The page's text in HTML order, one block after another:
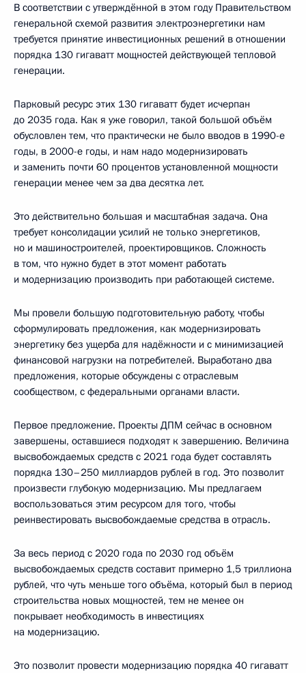
В соответствии с утверждённой в этом году Правительством
генеральной схемой развития электроэнергетики нам
требуется принятие инвестиционных решений в отношении
порядка 130 гигаватт мощностей действующей тепловой
генерации.
Парковый ресурс этих 130 гигаватт будет исчерпан
до 2035 года. Как я уже говорил, такой большой объём
обусловлен тем, что практически не было вводов в 1990-е
годы, в 2000-е годы, и нам надо модернизировать
и заменить почти 60 процентов установленной мощности
генерации менее чем за два десятка лет.
Это действительно большая и масштабная задача. Она
требует консолидации усилий не только энергетиков,
но и машиностроителей, проектировщиков. Сложность
в том, что нужно будет в этот момент работать
и модернизацию производить при работающей системе.
Мы провели большую подготовительную работу, чтобы
сформулировать предложения, как модернизировать
энергетику без ущерба для надёжности и с минимизацией
финансовой нагрузки на потребителей. Выработано два
предложения, которые обсуждены с отраслевым
сообществом, с федеральными органами власти.
Первое предложение. Проекты ДПМ сейчас в основном
завершены, оставшиеся подходят к завершению. Величина
высвобождаемых средств с 2021 года будет составлять
порядка 130–250 миллиардов рублей в год. Это позволит
произвести глубокую модернизацию. Мы предлагаем
воспользоваться этим ресурсом для того, чтобы
реинвестировать высвобождаемые средства в отрасль.
За весь период с 2020 года по 2030 год объём
высвобождаемых средств составит примерно 1,5 триллиона
рублей, что чуть меньше того объёма, который был в период
строительства новых мощностей, тем не менее он
покрывает необходимость в инвестициях
на модернизацию.
Это позволит провести модернизацию порядка 40 гигаватт